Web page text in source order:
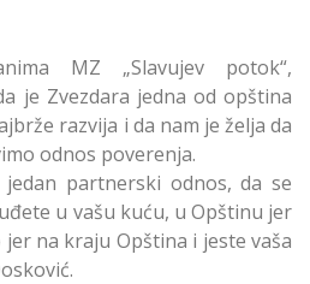
MZ „Slavujev potok“,
je Zvezdara jedna od opština
razvija i da nam je želja da
odnos poverenja.
partnerski odnos, da se
u vašu kuću, u Opštinu jer
na kraju Opština i jeste vaša